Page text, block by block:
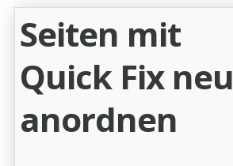
Seiten mit
Quick Fix neu
anordnen